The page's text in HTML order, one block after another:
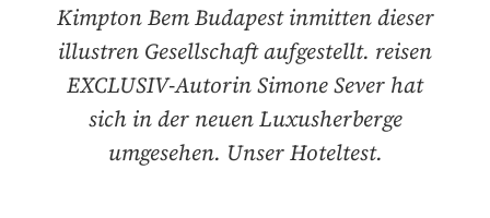
Kimpton Bem Budapest inmitten dieser
illustren Gesellschaft aufgestellt. reisen
EXCLUSIV-Autorin Simone Sever hat
sich in der neuen Luxusherberge
umgesehen. Unser Hoteltest.